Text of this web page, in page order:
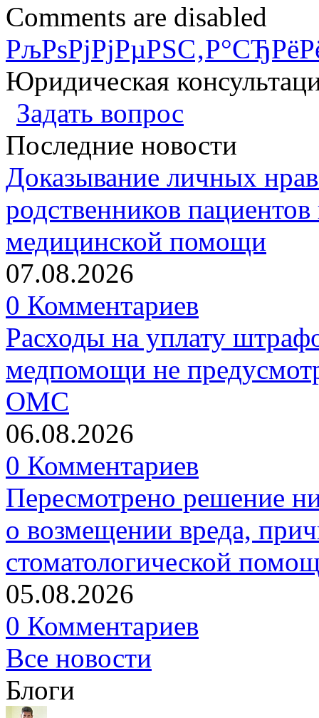
Comments are disabled
Юридическая
Задать вопрос
Последние новости
Доказывание личных
родственников
медицинской помощи
07.08.2026
0 Комментариев
Расходы на уплату
медпомощи не
ОМС
06.08.2026
0 Комментариев
Пересмотрено решение
о возмещении вреда,
стоматологической
05.08.2026
0 Комментариев
Все новости
Блоги